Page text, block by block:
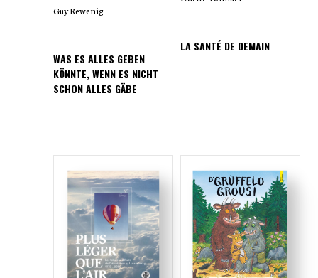
Guy Rewenig
WAS ES ALLES GEBEN
KÖNNTE, WENN ES NICHT
SCHON ALLES GÄBE
LA SANTÉ DE DEMAIN